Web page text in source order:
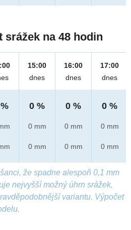
srážek na 48 hodin
15:00
dnes
0 %
0 mm
0 mm
16:00
dnes
0 %
0 mm
0 mm
17:00
dnes
0 %
0 mm
0 mm
že spadne alespoň 0,1 mm
nejvyšší možný úhrn srážek,
variantu. Výpočet